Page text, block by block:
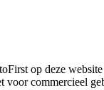
op deze
commercieel